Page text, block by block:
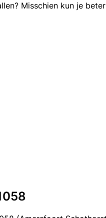
Misschien kun je